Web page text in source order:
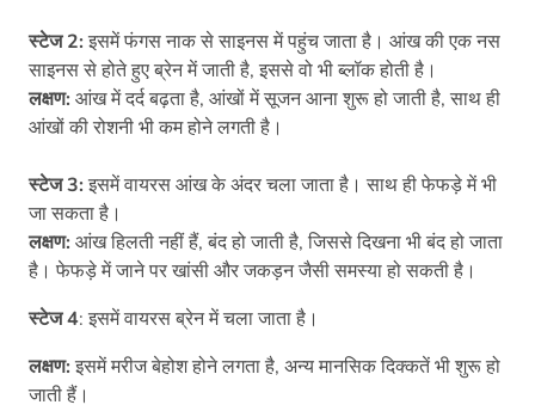
स्टेज 2: इसमें फंगस नाक से साइनस में पहुंच जाता है। आंख की एक नस
साइनस से होते हुए ब्रेन में जाती है, इससे वो भी ब्लॉक होती है।
लक्षण: आंख में दर्द बढ़ता है, आंखों में सूजन आना शुरू हो जाती है, साथ ही
आंखों की रोशनी भी कम होने लगती है।
स्टेज 3: इसमें वायरस आंख के अंदर चला जाता है। साथ ही फेफड़े में भी
जा सकता है।
लक्षण: आंख हिलती नहीं हैं, बंद हो जाती है, जिससे दिखना भी बंद हो जाता
है। फेफड़े में जाने पर खांसी और जकड़न जैसी समस्या हो सकती है।
स्टेज 4: इसमें वायरस ब्रेन में चला जाता है।
लक्षण: इसमें मरीज बेहोश होने लगता है, अन्य मानसिक दिक्कतें भी शुरू हो
जाती हैं।